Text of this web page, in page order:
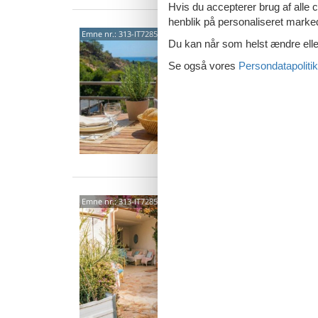
Emne nr.: 313-IT7285.649.2
Emne nr.:313-IT7285.651.2
Hvis du accepterer brug af alle
henblik på personaliseret
Du kan når som helst ændre
Se også vores Persondatapolitik